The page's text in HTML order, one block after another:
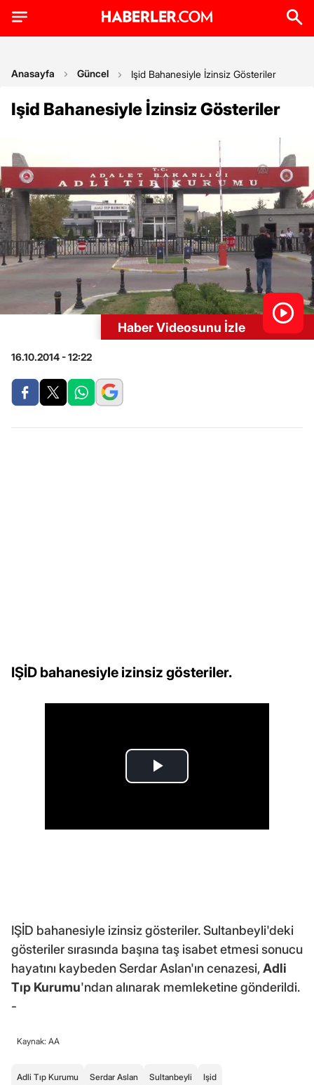
Anasayfa Güncel Işid Bahanesiyle İzinsiz Gösteriler
Işid Bahanesiyle İzinsiz Gösteriler
Haber Videosunu İzle
16.10.2014 - 12:22
IŞİD bahanesiyle izinsiz gösteriler.
IŞİD bahanesiyle izinsiz gösteriler. Sultanbeyli'deki
gösteriler sırasında başına taş isabet etmesi sonucu
hayatını kaybeden Serdar Aslan'ın cenazesi,Adli
Tıp Kurumu'ndan alınarak memleketine gönderildi.
-
Kaynak: AA
Adli Tıp Kurumu Serdar Aslan Sultanbeyli Işid